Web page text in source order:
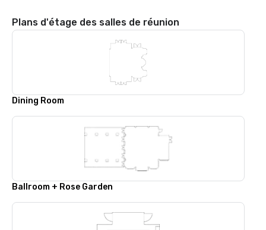
Plans d'étage des salles de réunion
Dining Room
Ballroom + Rose Garden